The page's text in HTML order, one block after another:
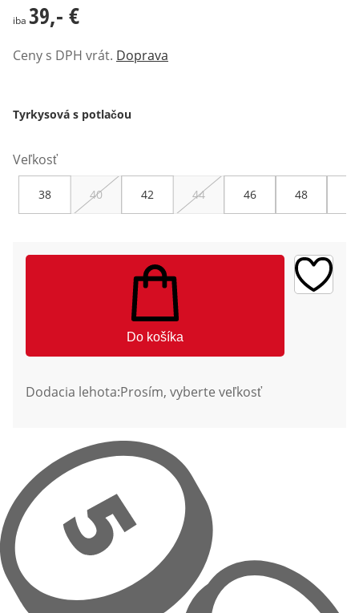
39,- €
iba 39,- €
Ceny s DPH vrát. Doprava
Tyrkysová s potlačou
Veľkosť
38 40 42 44 46 48
Do košíka
Dodacia lehota:Prosím, vyberte veľkosť